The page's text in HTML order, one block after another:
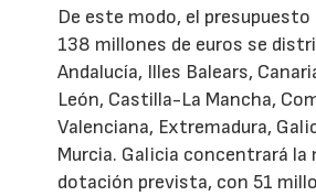
De este modo, el
138 millones de euros se
Andalucía, Illes Balears,
León, Castilla-La Mancha,
Valenciana, Extremadura,
Murcia. Galicia concentrará la
dotación prevista, con 51